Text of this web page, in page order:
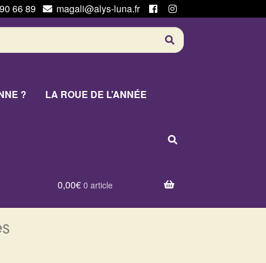
66 89
magali@alys-luna.fr
? LA ROUE DE L’ANNÉE
0,00€ 0 article